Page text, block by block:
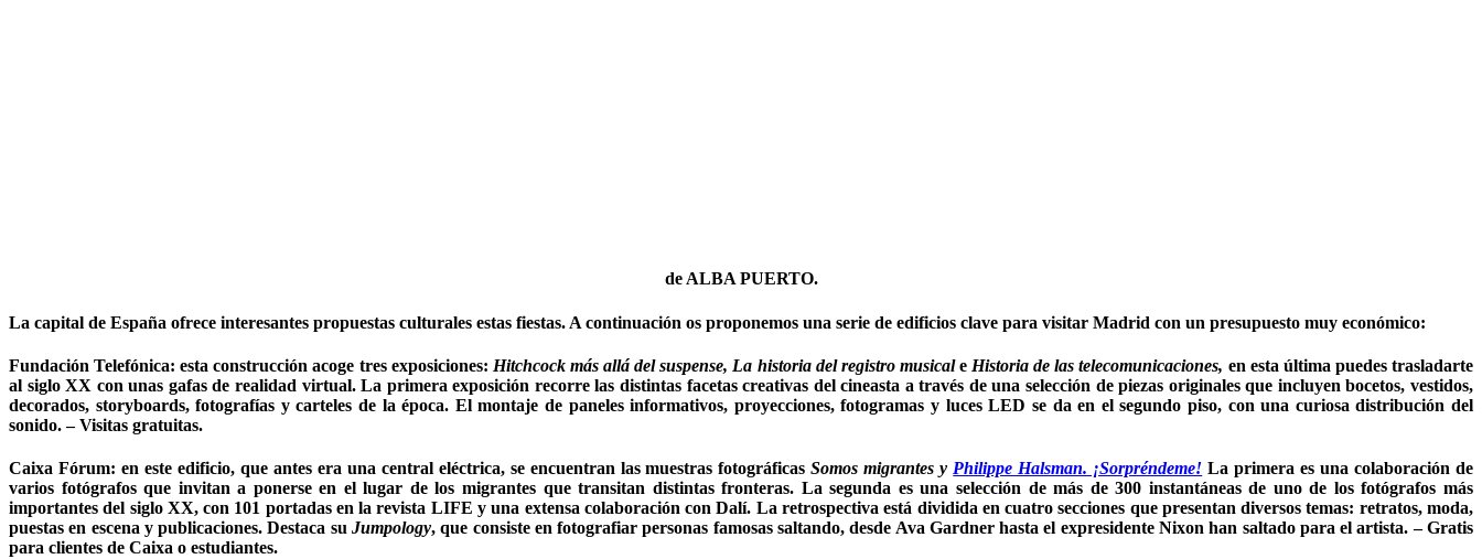
de ALBA PUERTO.
La capital de España ofrece interesantes propuestas culturales estas fiestas. A continuación os proponemos una serie de edificios clave para visitar Madrid con un presupuesto muy económico:
Fundación Telefónica: esta construcción acoge tres exposiciones: Hitchcock más allá del suspense, La historia del registro musicale Historia de las telecomunicaciones, en esta última puedes trasladarte
al siglo XX con unas gafas de realidad virtual. La primera exposición recorre las distintas facetas creativas del cineasta a través de una selección de piezas originales que incluyen bocetos, vestidos,
decorados, storyboards, fotografías y carteles de la época. El montaje de paneles informativos, proyecciones, fotogramas y luces LED se da en el segundo piso, con una curiosa distribución del
sonido. – Visitas gratuitas.
Caixa Fórum: en este edificio, que antes era una central eléctrica, se encuentran las muestras fotográficasSomos migrantes y Philippe Halsman. ¡Sorpréndeme! La primera es una colaboración de
varios fotógrafos que invitan a ponerse en el lugar de los migrantes que transitan distintas fronteras. La segunda es una selección de más de 300 instantáneas de uno de los fotógrafos más
importantes del siglo XX, con 101 portadas en la revista LIFE y una extensa colaboración con Dalí. La retrospectiva está dividida en cuatro secciones que presentan diversos temas: retratos, moda,
puestas en escena y publicaciones. Destaca su Jumpology, que consiste en fotografiar personas famosas saltando, desde Ava Gardner hasta el expresidente Nixon han saltado para el artista. – Gratis
para clientes de Caixa o estudiantes.